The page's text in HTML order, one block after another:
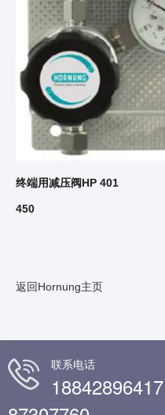
终端用减压阀HP
450
返回Hornung主页
联系电话